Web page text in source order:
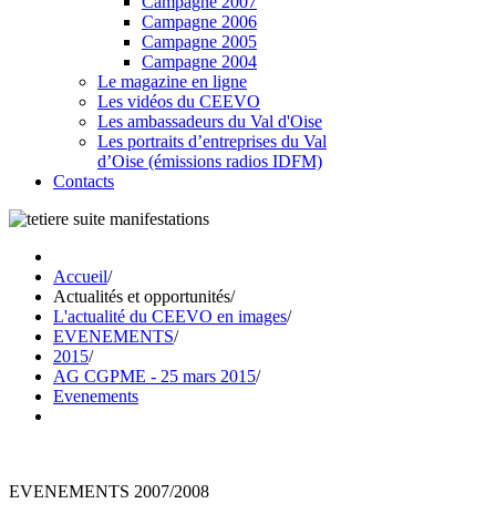
Campagne 2006
Campagne 2005
Campagne 2004
Le magazine en ligne
Les vidéos du CEEVO
Les ambassadeurs du Val d'Oise
Les portraits d’entreprises du Val
d’Oise (émissions radios IDFM)
Contacts
Accueil/
Actualités et opportunités/
L'actualité du CEEVO en images/
EVENEMENTS/
2015/
AG CGPME - 25 mars 2015/
Evenements
EVENEMENTS 2007/2008